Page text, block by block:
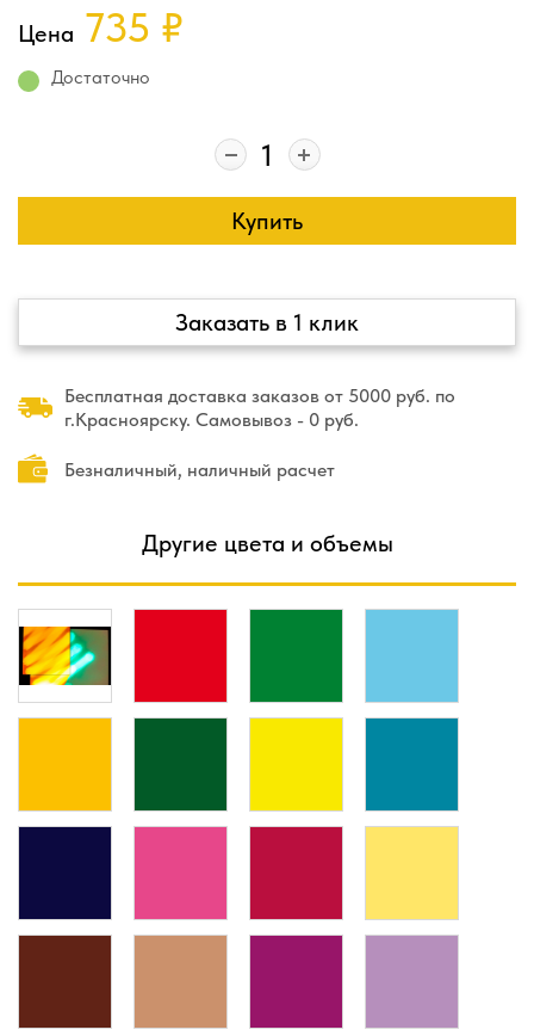
Цена 735 ₽
Достаточно
Купить
Заказать в 1 клик
Бесплатная доставка заказов от 5000 руб. по
г.Красноярску. Самовывоз - 0 руб.
Безналичный, наличный расчет
Другие цвета и объемы